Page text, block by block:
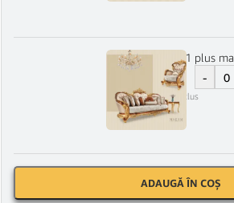
Set Makam 3-1-1 plus
-
38.700leiTVA Inclus
ADAUGĂ ÎN COȘ